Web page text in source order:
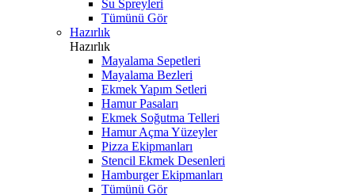
Su Spreyleri
Tümünü Gör
Hazırlık
Hazırlık
Mayalama Sepetleri
Mayalama Bezleri
Ekmek Yapım Setleri
Hamur Pasaları
Ekmek Soğutma Telleri
Hamur Açma Yüzeyler
Pizza Ekipmanları
Stencil Ekmek Desenleri
Hamburger Ekipmanları
Tümünü Gör